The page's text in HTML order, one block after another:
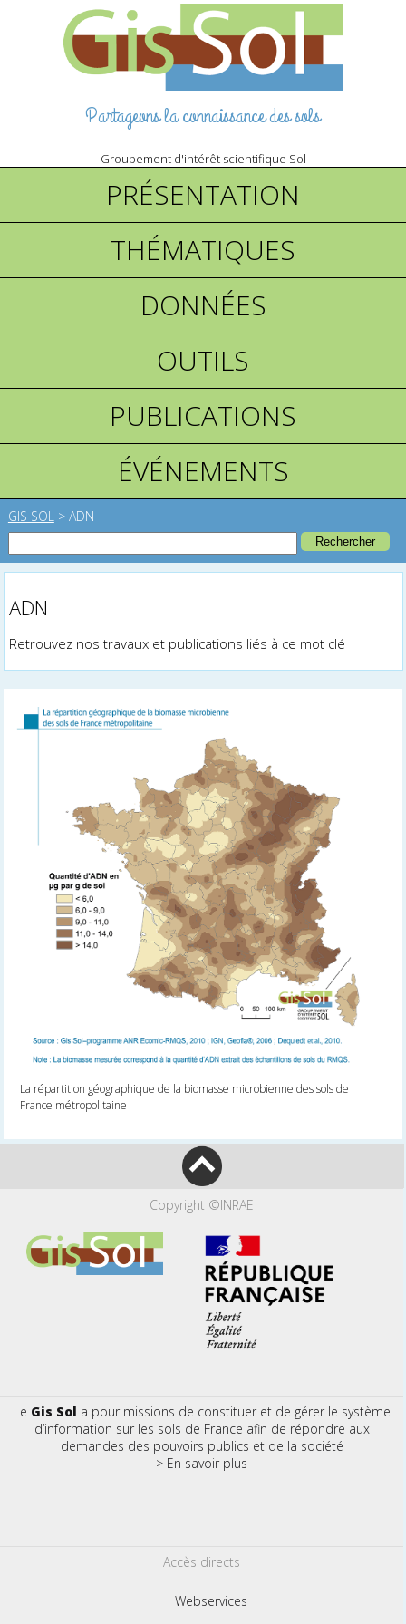
Partageons la connaissance des sols
Groupement d'intérêt scientifique Sol
PRÉSENTATION
THÉMATIQUES
DONNÉES
OUTILS
PUBLICATIONS
ÉVÉNEMENTS
GIS SOL > ADN
ADN
Retrouvez nos travaux et publications liés à ce mot clé
La répartition géographique de la biomasse microbienne des sols de
France métropolitaine
Copyright ©INRAE
Le Gis Sol a pour missions de constituer et de gérer le système
d’information sur les sols de France afin de répondre aux
demandes des pouvoirs publics et de la société
> En savoir plus
Accès directs
Webservices